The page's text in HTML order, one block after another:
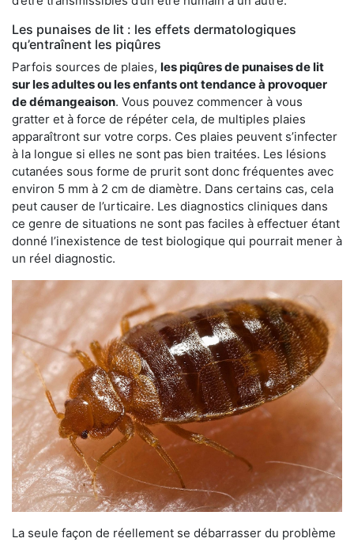
Les punaises de lit : les effets dermatologiques
qu’entraînent les piqûres
Parfois sources de plaies, les piqûres de punaises de lit
sur les adultes ou les enfants ont tendance à provoquer
de démangeaison. Vous pouvez commencer à vous
gratter et à force de répéter cela, de multiples plaies
apparaîtront sur votre corps. Ces plaies peuvent s’infecter
à la longue si elles ne sont pas bien traitées. Les lésions
cutanées sous forme de prurit sont donc fréquentes avec
environ 5 mm à 2 cm de diamètre. Dans certains cas, cela
peut causer de l’urticaire. Les diagnostics cliniques dans
ce genre de situations ne sont pas faciles à effectuer étant
donné l’inexistence de test biologique qui pourrait mener à
un réel diagnostic.
La seule façon de réellement se débarrasser du problème